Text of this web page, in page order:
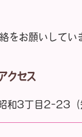
をお願いしてい
クセス
和3丁目2-23